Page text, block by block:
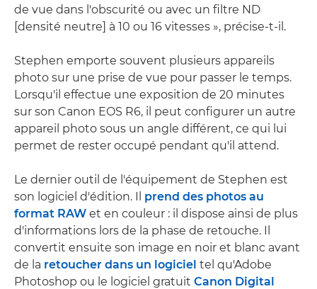
de vue dans l'obscurité ou avec un filtre ND
[densité neutre] à 10 ou 16 vitesses », précise-t-il.
Stephen emporte souvent plusieurs appareils
photo sur une prise de vue pour passer le temps.
Lorsqu'il effectue une exposition de 20 minutes
sur son Canon EOS R6, il peut configurer un autre
appareil photo sous un angle différent, ce qui lui
permet de rester occupé pendant qu'il attend.
Le dernier outil de l'équipement de Stephen est
son logiciel d'édition. Il prend des photos au
format RAW et en couleur : il dispose ainsi de plus
d'informations lors de la phase de retouche. Il
convertit ensuite son image en noir et blanc avant
de la retoucher dans un logiciel tel qu'Adobe
Photoshop ou le logiciel gratuit Canon Digital